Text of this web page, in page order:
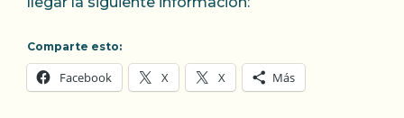
Comparte esto:
Facebook X X Más